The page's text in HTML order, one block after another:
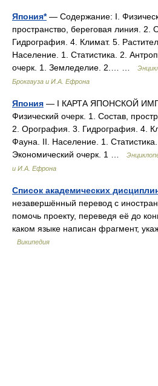
Япония*— Содержание: I.
пространство, береговая линия. 2.
Гидрография. 4. Климат. 5.
Население. 1. Статистика. 2.
очерк. 1. Земледелие. 2.… …
Брокгауза и И.А. Ефрона
Япония — I КАРТА ЯПОНСКОЙ
Физический очерк. 1. Состав,
2. Орография. 3. Гидрография. 4.
Фауна. II. Население. 1.
Экономический очерк. 1 …
и И.А. Ефрона
Список академических
незавершённый перевод с
помочь проекту, переведя её до
каком языке написан фрагмент,
Википедия